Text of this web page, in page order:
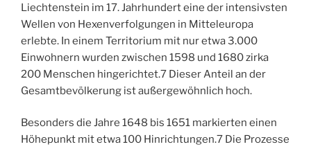
Liechtenstein im 17. Jahrhundert eine der intensivsten
Wellen von Hexenverfolgungen in Mitteleuropa
erlebte. In einem Territorium mit nur etwa 3.000
Einwohnern wurden zwischen 1598 und 1680 zirka
200 Menschen hingerichtet.7 Dieser Anteil an der
Gesamtbevölkerung ist außergewöhnlich hoch.
Besonders die Jahre 1648 bis 1651 markierten einen
Höhepunkt mit etwa 100 Hinrichtungen.7 Die Prozesse